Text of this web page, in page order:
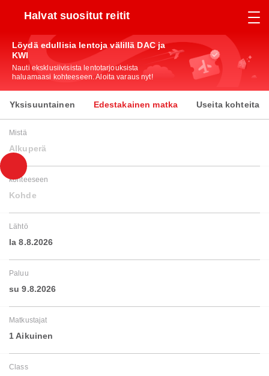
Halvat suositut reitit
Löydä edullisia lentoja välillä DAC ja
KWI
Nauti eksklusiivisista lentotarjouksista
haluamaasi kohteeseen. Aloita varaus nyt!
Yksisuuntainen Edestakainen matka Useita kohteita
Mistä
Alkuperä
kohteeseen
Kohde
Lähtö
la 8.8.2026
Paluu
su 9.8.2026
Matkustajat
1 Aikuinen
Class